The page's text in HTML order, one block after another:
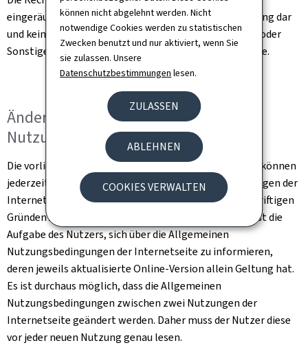
können nicht abgelehnt werden. Nicht
notwendige Cookies werden zu statistischen
Zwecken benutzt und nur aktiviert, wenn Sie
sie zulassen. Unsere
Datenschutzbestimmungen lesen.
ZULASSEN
ABLEHNEN
COOKIES VERWALTEN
eingeräumt wurden, stellen eine Nutzungsgenehmigung dar
und keinesfalls die Abtretung von Rechten, Eigentum oder
Sonstigem im Zusammenhang mit dieser Internetseite.
Änderung der Allgemeinen
Nutzungsbedingungen
Die vorliegenden Allgemeinen Nutzungsbedingungen können
jederzeit und ohne Ankündigung aufgrund von Änderungen der
Internetseite, der Gesetzgebung oder aus sonstigen triftigen
Gründen Änderungen oder Ergänzungen erfahren. Es ist die
Aufgabe des Nutzers, sich über die Allgemeinen
Nutzungsbedingungen der Internetseite zu informieren,
deren jeweils aktualisierte Online-Version allein Geltung hat.
Es ist durchaus möglich, dass die Allgemeinen
Nutzungsbedingungen zwischen zwei Nutzungen der
Internetseite geändert werden. Daher muss der Nutzer diese
vor jeder neuen Nutzung genau lesen.